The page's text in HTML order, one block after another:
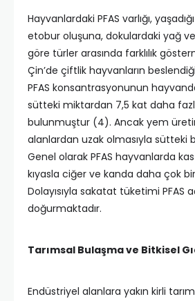
Hayvanlardaki PFAS varlığı,
etobur oluşuna, dokulardaki yağ
göre türler arasında farklılık
Çin’de çiftlik hayvanların
PFAS konsantrasyonunun
sütteki miktardan 7,5 kat daha
bulunmuştur (4). Ancak yem
alanlardan uzak olmasıyla sütteki
Genel olarak PFAS hayvanlarda
kıyasla ciğer ve kanda daha çok
Dolayısıyla sakatat tüketimi PFAS
doğurmaktadır.
Tarımsal Bulaşma ve Bitkisel
Endüstriyel alanlara yakın kirli